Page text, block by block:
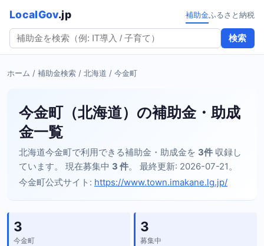
LocalGov.jp
検索
補助金ふるさと納税
ホーム / 補助金検索 / 北海道 / 今金町
今金町（北海道）の補助金・助成
金一覧
北海道今金町で利用できる補助金・助成金を 3件 収録し
ています。 現在募集中 3 件。 最終更新: 2026-07-21。
今金町公式サイト: https://www.town.imakane.lg.jp/
3
今金町
3
募集中